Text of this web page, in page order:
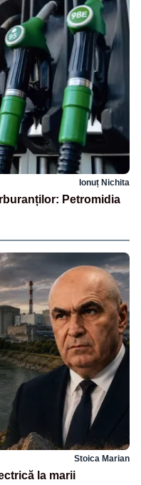
Ionuț Nichita
Petromidia
Stoica Marian
la marii